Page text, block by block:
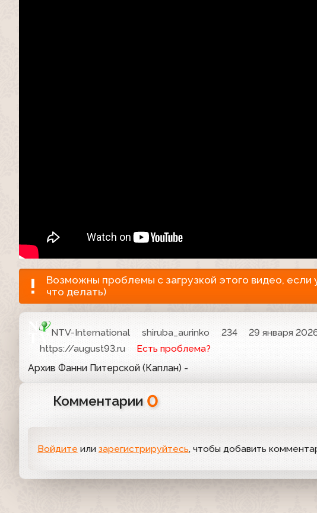
Возможны проблемы с загрузкой этого видео, если
что делать)
NTV-International shiruba_aurinko 234
29 января
https://august93.ru
Есть проблема?
Архив Фанни Питерской (Каплан) -
Комментарии 0
Войдите или зарегистрируйтесь, чтобы добавить